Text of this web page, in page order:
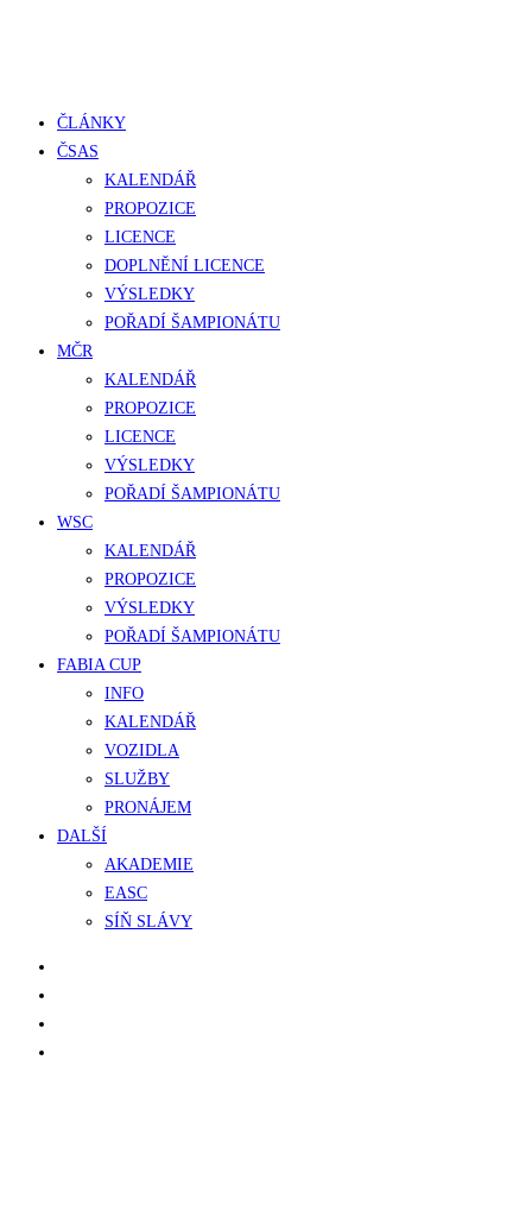
Close
Menu
ČLÁNKY
ČSAS
KALENDÁŘ
PROPOZICE
LICENCE
DOPLNĚNÍ LICENCE
VÝSLEDKY
POŘADÍ ŠAMPIONÁTU
MČR
KALENDÁŘ
PROPOZICE
LICENCE
VÝSLEDKY
POŘADÍ ŠAMPIONÁTU
WSC
KALENDÁŘ
PROPOZICE
VÝSLEDKY
POŘADÍ ŠAMPIONÁTU
FABIA CUP
INFO
KALENDÁŘ
VOZIDLA
SLUŽBY
PRONÁJEM
DALŠÍ
AKADEMIE
EASC
SÍŇ SLÁVY